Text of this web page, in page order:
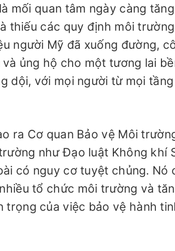
mối quan tâm ngày càng
thiếu các quy định môi
người Mỹ đã xuống đường,
ủng hộ cho một tương lai
dội, với mọi người từ mọi
ra Cơ quan Bảo vệ Môi
như Đạo luật Không khí
có nguy cơ tuyệt chủng. Nó
tổ chức môi trường và
trọng của việc bảo vệ hành